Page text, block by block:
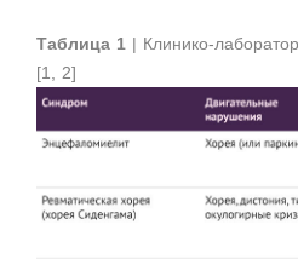
Таблица 1 | Клинико-
[1, 2]